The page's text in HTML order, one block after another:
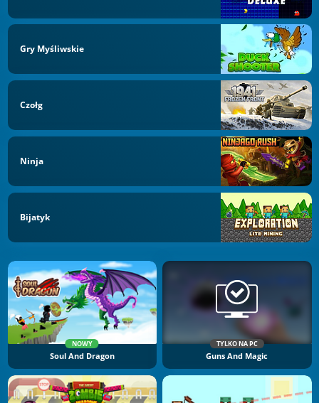
Gry Myśliwskie
Czołg
Ninja
Bijatyk
NOWY
Soul And Dragon
TYLKO NA PC
Guns And Magic